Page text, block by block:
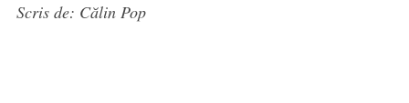
Scris de: Călin Pop